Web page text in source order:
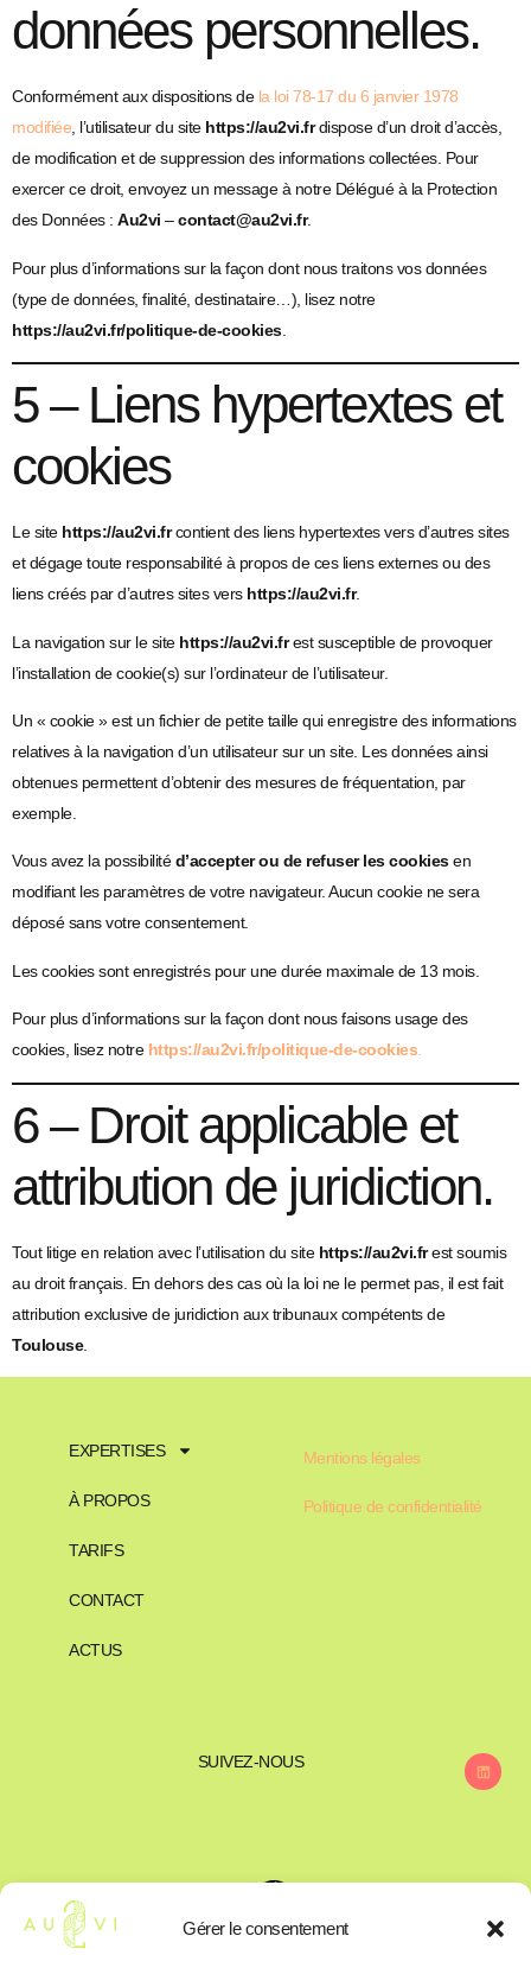
Gérer le consentement
données personnelles.
Conformément aux dispositions de la loi 78-17 du 6 janvier 1978
modifiée, l’utilisateur du site https://au2vi.frdispose d’un droit d’accès,
de modification et de suppression des informations collectées. Pour
exercer ce droit, envoyez un message à notre Délégué à la Protection
des Données : Au2vi –contact@au2vi.fr.
Pour plus d’informations sur la façon dont nous traitons vos données
(type de données, finalité, destinataire…), lisez notre
https://au2vi.fr/politique-de-cookies.
5 – Liens hypertextes et
cookies
Le site https://au2vi.frcontient des liens hypertextes vers d’autres sites
et dégage toute responsabilité à propos de ces liens externes ou des
liens créés par d’autres sites vers https://au2vi.fr.
La navigation sur le site https://au2vi.frest susceptible de provoquer
l’installation de cookie(s) sur l’ordinateur de l’utilisateur.
Un « cookie » est un fichier de petite taille qui enregistre des informations
relatives à la navigation d’un utilisateur sur un site. Les données ainsi
obtenues permettent d’obtenir des mesures de fréquentation, par
exemple.
Vous avez la possibilitéd’accepter ou de refuser les cookiesen
modifiant les paramètres de votre navigateur. Aucun cookie ne sera
déposé sans votre consentement.
Les cookies sont enregistrés pour une durée maximale de 13 mois.
Pour plus d’informations sur la façon dont nous faisons usage des
cookies, lisez notre https://au2vi.fr/politique-de-cookies.
6 – Droit applicable et
attribution de juridiction.
Tout litige en relation avec l’utilisation du site https://au2vi.frest soumis
au droit français. En dehors des cas où la loi ne le permet pas, il est fait
attribution exclusive de juridiction aux tribunaux compétents de
Toulouse.
EXPERTISES
À PROPOS
TARIFS
CONTACT
ACTUS
Mentions légales
Politique de confidentialité
SUIVEZ-NOUS